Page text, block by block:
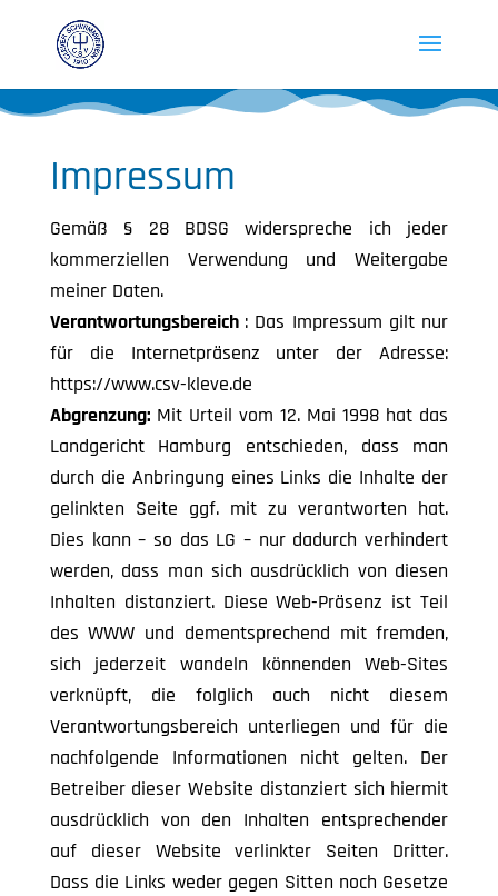
Impressum
Gemäß § 28 BDSG widerspreche ich jeder
kommerziellen Verwendung und Weitergabe
meiner Daten.
Verantwortungsbereich : Das Impressum gilt nur
für die Internetpräsenz unter der Adresse:
https://www.csv-kleve.de
Abgrenzung: Mit Urteil vom 12. Mai 1998 hat das
Landgericht Hamburg entschieden, dass man
durch die Anbringung eines Links die Inhalte der
gelinkten Seite ggf. mit zu verantworten hat.
Dies kann – so das LG – nur dadurch verhindert
werden, dass man sich ausdrücklich von diesen
Inhalten distanziert. Diese Web-Präsenz ist Teil
des WWW und dementsprechend mit fremden,
sich jederzeit wandeln könnenden Web-Sites
verknüpft, die folglich auch nicht diesem
Verantwortungsbereich unterliegen und für die
nachfolgende Informationen nicht gelten. Der
Betreiber dieser Website distanziert sich hiermit
ausdrücklich von den Inhalten entsprechender
auf dieser Website verlinkter Seiten Dritter.
Dass die Links weder gegen Sitten noch Gesetze